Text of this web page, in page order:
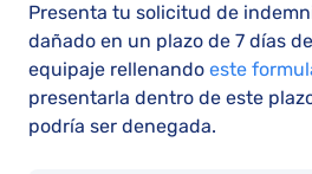
Presenta tu solicitud de
dañado en un plazo de 7 días
equipaje rellenando este
presentarla dentro de este
podría ser denegada.